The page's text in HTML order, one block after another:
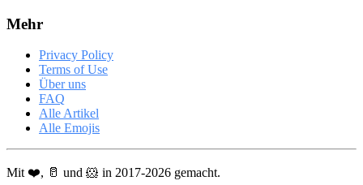
Mehr
Privacy Policy
Terms of Use
Über uns
FAQ
Alle Artikel
Alle Emojis
Mit ❤️, 🥛 und 🐹 in 2017-2026 gemacht.